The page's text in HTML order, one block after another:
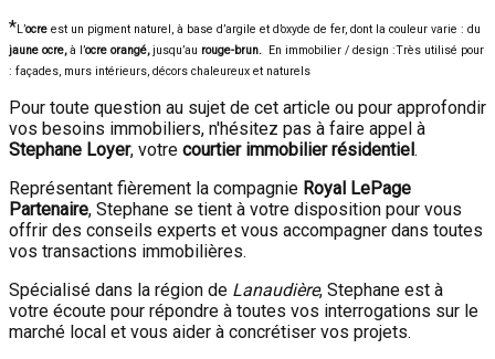
*L’ocre est un pigment naturel, à base d’argile et d’oxyde de fer, dont la couleur varie : du
jaune ocre,à l’ocre orangé,jusqu’au rouge-brun. En immobilier / design :Très utilisé pour
: façades, murs intérieurs, décors chaleureux et naturels
Pour toute question au sujet de cet article ou pour approfondir
vos besoins immobiliers, n'hésitez pas à faire appel à
Stephane Loyer, votre courtier immobilier résidentiel.
Représentant fièrement la compagnie Royal LePage
Partenaire, Stephane se tient à votre disposition pour vous
offrir des conseils experts et vous accompagner dans toutes
vos transactions immobilières.
Spécialisé dans la région de Lanaudière, Stephane est à
votre écoute pour répondre à toutes vos interrogations sur le
marché local et vous aider à concrétiser vos projets.